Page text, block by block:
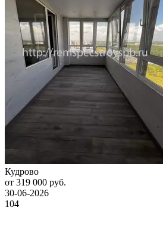
Кудрово
от 319 000 руб.
30-06-2026
104